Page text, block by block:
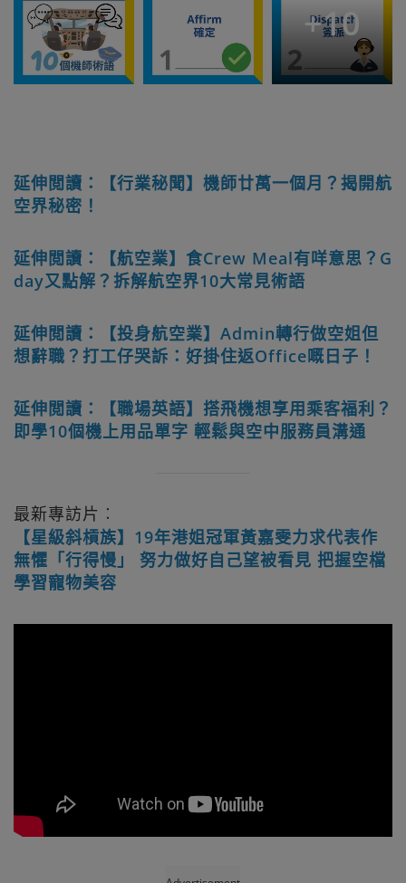
+10
延伸閲讀：【行業秘聞】機師廿萬一個月？揭開航
空界秘密！
延伸閲讀：【航空業】食Crew Meal有咩意思？G
day又點解？拆解航空界10大常見術語
延伸閲讀：【投身航空業】Admin轉行做空姐但
想辭職？打工仔哭訴：好掛住返Office嘅日子！
延伸閲讀：【職場英語】搭飛機想享用乘客福利？
即學10個機上用品單字 輕鬆與空中服務員溝通
最新專訪片︰
【星級斜槓族】19年港姐冠軍黃嘉雯力求代表作
無懼「行得慢」 努力做好自己望被看見 把握空檔
學習寵物美容